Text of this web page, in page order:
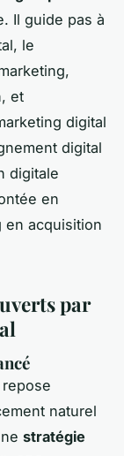
Il guide pas à
le
et
digital
digital
digitale
en
en acquisition
par
repose
naturel
stratégie